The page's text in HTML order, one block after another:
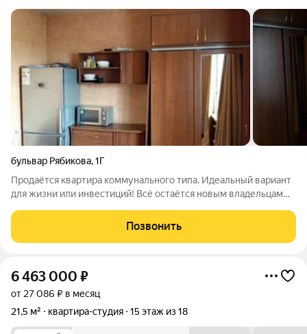
бульвар Рябикова,1Г
Продаётся квартира коммунального типа. Идеaльный ваpиaнт
для жизни или инвеcтиций! Всё остаётся новым владельцам
сдавай в аренду! Юридически чистая: Один собственник Без
Позвонить
6 463 000 ₽
от 27 086 ₽ в месяц
21,5 м²
квартира-студия 15 этаж из 18